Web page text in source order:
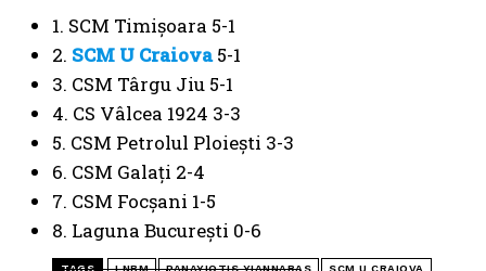
1. SCM Timișoara 5-1
2. SCM U Craiova5-1
3. CSM Târgu Jiu 5-1
4. CS Vâlcea 1924 3-3
5. CSM Petrolul Ploiești 3-3
6. CSM Galați 2-4
7. CSM Focșani 1-5
8. Laguna București 0-6
TAGS LNBM PANAYIOTIS YIANNARAS
SCM U CRAIOVA